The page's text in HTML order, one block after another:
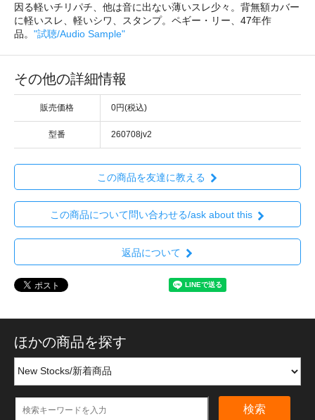
因る軽いチリパチ、他は音に出ない薄いスレ少々。背無額カバー
に軽いスレ、軽いシワ、スタンプ。ペギー・リー、47年作
品。 "試聴/Audio Sample"
その他の詳細情報
販売価格 0円(税込)
型番 260708jv2
この商品を友達に教える
この商品について問い合わせる/ask about this
返品について
ほかの商品を探す
検索